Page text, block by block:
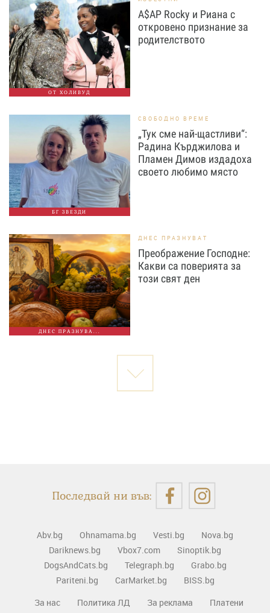
ОТ ХОЛИВУД
A$AP Rocky и Риана с
откровено признание за
родителството
БГ ЗВЕЗДИ
СВОБОДНО ВРЕМЕ
„Тук сме най-щастливи“:
Радина Кърджилова и
Пламен Димов издадоха
своето любимо място
ДНЕС ПРАЗНУВА...
ДНЕС ПРАЗНУВАТ
Преображение Господне:
Какви са поверията за
този свят ден
Последвай ни във:
Abv.bg Ohnamama.bg Vesti.bg
Nova.bg
Dariknews.bg
Vbox7.com
Sinoptik.bg
DogsAndCats.bg
Telegraph.bg
Grabo.bg
Pariteni.bg
CarMarket.bg
BISS.bg
За нас
Политика ЛД За реклама
Платени